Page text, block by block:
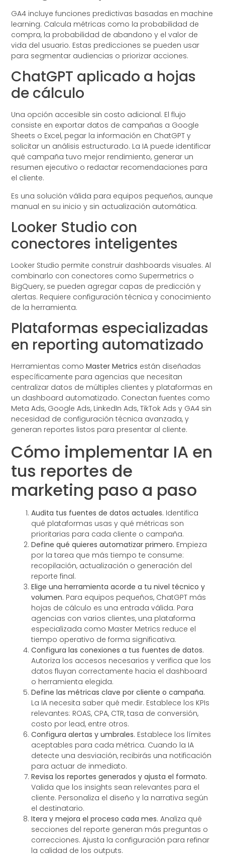
GA4 incluye funciones predictivas basadas en machine
learning. Calcula métricas como la probabilidad de
compra, la probabilidad de abandono y el valor de
vida del usuario. Estas predicciones se pueden usar
para segmentar audiencias o priorizar acciones.
ChatGPT aplicado a hojas
de cálculo
Una opción accesible sin costo adicional. El flujo
consiste en exportar datos de campañas a Google
Sheets o Excel, pegar la información en ChatGPT y
solicitar un análisis estructurado. La IA puede identificar
qué campaña tuvo mejor rendimiento, generar un
resumen ejecutivo o redactar recomendaciones para
el cliente.
Es una solución válida para equipos pequeños, aunque
manual en su inicio y sin actualización automática.
Looker Studio con
conectores inteligentes
Looker Studio permite construir dashboards visuales. Al
combinarlo con conectores como Supermetrics o
BigQuery, se pueden agregar capas de predicción y
alertas. Requiere configuración técnica y conocimiento
de la herramienta.
Plataformas especializadas
en reporting automatizado
Herramientas comoMaster Metrics están diseñadas
específicamente para agencias que necesitan
centralizar datos de múltiples clientes y plataformas en
un dashboard automatizado. Conectan fuentes como
Meta Ads, Google Ads, LinkedIn Ads, TikTok Ads y GA4 sin
necesidad de configuración técnica avanzada, y
generan reportes listos para presentar al cliente.
Cómo implementar IA en
tus reportes de
marketing paso a paso
Audita tus fuentes de datos actuales. Identifica
qué plataformas usas y qué métricas son
prioritarias para cada cliente o campaña.
Define qué quieres automatizar primero. Empieza
por la tarea que más tiempo te consume:
recopilación, actualización o generación del
reporte final.
Elige una herramienta acorde a tu nivel técnico y
volumen. Para equipos pequeños, ChatGPT más
hojas de cálculo es una entrada válida. Para
agencias con varios clientes, una plataforma
especializada como Master Metrics reduce el
tiempo operativo de forma significativa.
Configura las conexiones a tus fuentes de datos.
Autoriza los accesos necesarios y verifica que los
datos fluyan correctamente hacia el dashboard
o herramienta elegida.
Define las métricas clave por cliente o campaña.
La IA necesita saber qué medir. Establece los KPIs
relevantes: ROAS, CPA, CTR, tasa de conversión,
costo por lead, entre otros.
Configura alertas y umbrales. Establece los límites
aceptables para cada métrica. Cuando la IA
detecte una desviación, recibirás una notificación
para actuar de inmediato.
Revisa los reportes generados y ajusta el formato.
Valida que los insights sean relevantes para el
cliente. Personaliza el diseño y la narrativa según
el destinatario.
Itera y mejora el proceso cada mes. Analiza qué
secciones del reporte generan más preguntas o
correcciones. Ajusta la configuración para refinar
la calidad de los outputs.